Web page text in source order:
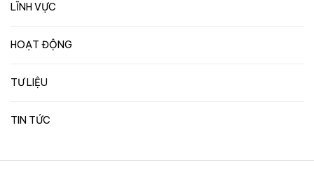
LĨNH VỰC
HOẠT ĐỘNG
TƯ LIỆU
TIN TỨC